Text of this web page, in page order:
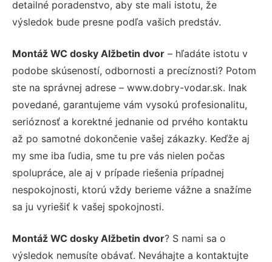
detailné poradenstvo, aby ste mali istotu, že
výsledok bude presne podľa vašich predstáv.
Montáž WC dosky Alžbetin dvor – hľadáte istotu v
podobe skúseností, odbornosti a precíznosti? Potom
ste na správnej adrese – www.dobry-vodar.sk. Inak
povedané, garantujeme vám vysokú profesionalitu,
serióznosť a korektné jednanie od prvého kontaktu
až po samotné dokončenie vašej zákazky. Keďže aj
my sme iba ľudia, sme tu pre vás nielen počas
spolupráce, ale aj v prípade riešenia prípadnej
nespokojnosti, ktorú vždy berieme vážne a snažíme
sa ju vyriešiť k vašej spokojnosti.
Montáž WC dosky Alžbetin dvor? S nami sa o
výsledok nemusíte obávať. Neváhajte a kontaktujte